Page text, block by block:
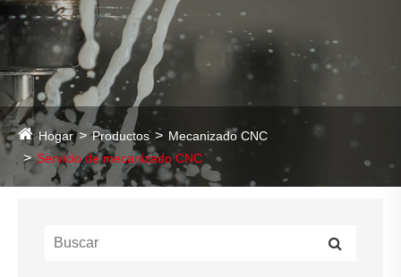
Hogar Productos
Mecanizado CNC
Servicio de mecanizado CNC